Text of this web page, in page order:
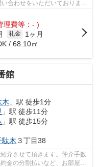
合わせをいただいておりま
理費等：- )
礼金
1ヶ月
/ 68.10㎡
館
木 」駅 徒歩1分
」駅 徒歩11分
」駅 徒歩15分
駄木 ３丁目38
介させて頂きます。仲介手数
金の分割払いなど、お部屋探